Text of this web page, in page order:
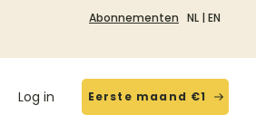
Abonnementen NL | EN
Log in Eerste maand €1